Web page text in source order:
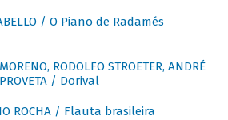
/ O Piano de Radamés
RODOLFO STROETER, ANDRÉ
/ Dorival
ROCHA / Flauta brasileira